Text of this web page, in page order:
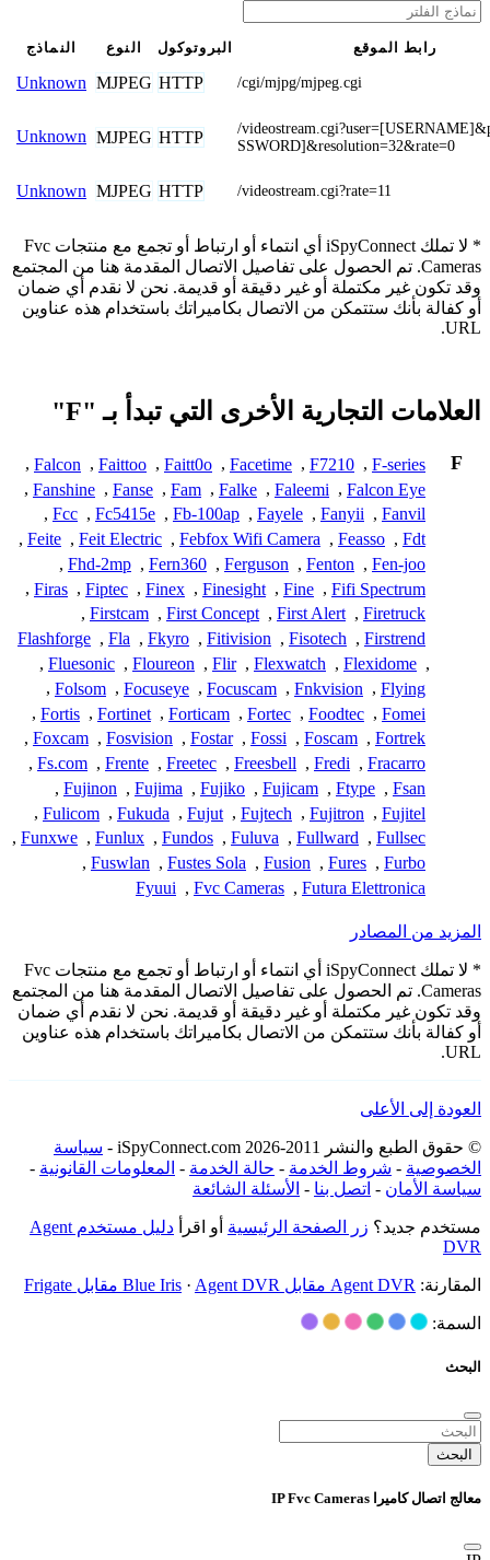
النماذج النوع البروتوكول رابط الموقع
Unknown MJPEG HTTP /cgi/mjpg/mjpeg.cgi
Unknown MJPEG HTTP
/
SSWORD]&resolution=32&rate=0
Unknown MJPEG HTTP /videostream.cgi?rate=11
* لا تملك iSpyConnect أي انتماء أو ارتباط أو تجمع مع منتجات Fvc
Cameras. تم الحصول على تفاصيل الاتصال المقدمة هنا من المجتمع
وقد تكون غير مكتملة أو غير دقيقة أو قديمة. نحن لا نقدم أي ضمان
أو كفالة بأنك ستتمكن من الاتصال بكاميراتك باستخدام هذه عناوين
URL.
العلامات التجارية الأخرى التي تبدأ بـ "F"
F
F-series
,
F7210
,
Facetime
,
Faitt0o
,
Faittoo
,
Falcon
,
Falcon Eye
,
Faleemi
,
Falke
,
Fam
,
Fanse
,
Fanshine
,
Fanvil
,
Fanyii
,
Fayele
,
Fb-100ap
,
Fc5415e
,
Fcc
,
Fdt
,
Feasso
,
Febfox Wifi Camera
,
Feit Electric
,
Feite
,
Fen-joo
,
Fenton
,
Ferguson
,
Fern360
,
Fhd-2mp
,
Fifi Spectrum
,
Fine
,
Finesight
,
Finex
,
Fiptec
,
Firas
,
Firetruck
,
First Alert
,
First Concept
,
Firstcam
,
Firstrend
,
Fisotech
,
Fitivision
,
Fkyro
,
Fla
,
Flashforge
,
Flexidome
,
Flexwatch
,
Flir
,
Floureon
,
Fluesonic
,
Flying
,
Fnkvision
,
Focuscam
,
Focuseye
,
Folsom
,
Fomei
,
Foodtec
,
Fortec
,
Forticam
,
Fortinet
,
Fortis
,
Fortrek
,
Foscam
,
Fossi
,
Fostar
,
Fosvision
,
Foxcam
,
Fracarro
,
Fredi
,
Freesbell
,
Freetec
,
Frente
,
Fs.com
,
Fsan
,
Ftype
,
Fujicam
,
Fujiko
,
Fujima
,
Fujinon
,
Fujitel
,
Fujitron
,
Fujtech
,
Fujut
,
Fukuda
,
Fulicom
,
Fullsec
,
Fullward
,
Fuluva
,
Fundos
,
Funlux
,
Funxwe
,
Furbo
,
Fures
,
Fusion
,
Fustes Sola
,
Fuswlan
,
Futura Elettronica
,
Fvc Cameras
,
Fyuui
المزيد من المصادر
* لا تملك iSpyConnect أي انتماء أو ارتباط أو تجمع مع منتجات Fvc
Cameras. تم الحصول على تفاصيل الاتصال المقدمة هنا من المجتمع
وقد تكون غير مكتملة أو غير دقيقة أو قديمة. نحن لا نقدم أي ضمان
أو كفالة بأنك ستتمكن من الاتصال بكاميراتك باستخدام هذه عناوين
URL.
العودة إلى الأعلى
© حقوق الطبع والنشر 2011-2026 iSpyConnect.com -
سياسة
الخصوصية - شروط الخدمة - حالة الخدمة - المعلومات القانونية -
سياسة الأمان - اتصل بنا - الأسئلة الشائعة
مستخدم جديد؟ زر الصفحة الرئيسية أو اقرأ
دليل مستخدم Agent
DVR
المقارنة: Agent DVR مقابل Blue Iris · Agent DVR مقابل Frigate
السمة:
البحث
البحث
معالج اتصال كاميرا IP Fvc Cameras